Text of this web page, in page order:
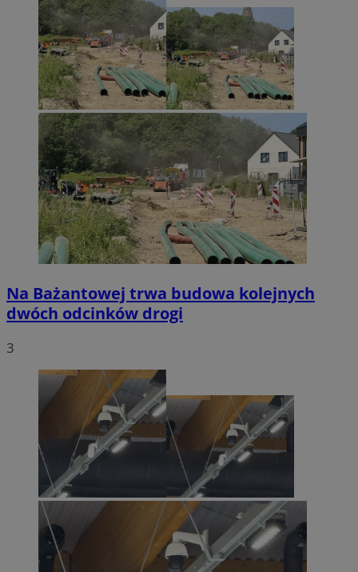
Na Bażantowej trwa budowa kolejnych
dwóch odcinków drogi
3